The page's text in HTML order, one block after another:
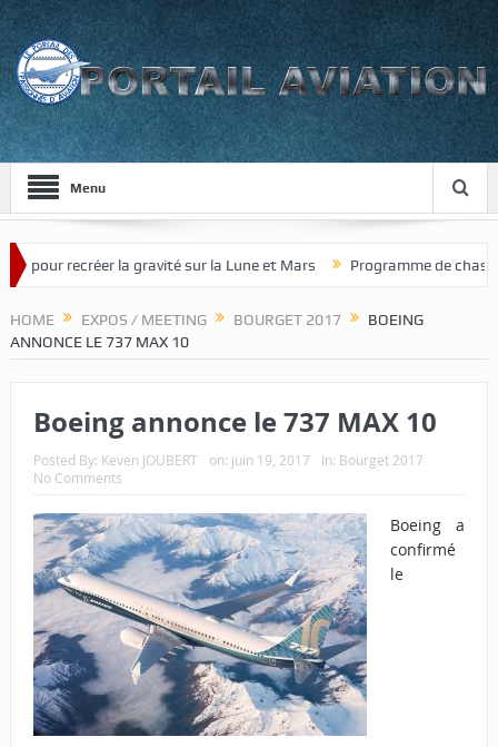
Menu
recréer la gravité sur la Lune et Mars Programme de chasseur
HOME EXPOS / MEETING BOURGET 2017
BOEING
ANNONCE LE 737 MAX 10
Boeing annonce le 737 MAX 10
Posted By: Keven JOUBERT on: juin 19, 2017 In: Bourget 2017
No Comments
Boeing a
confirmé
le